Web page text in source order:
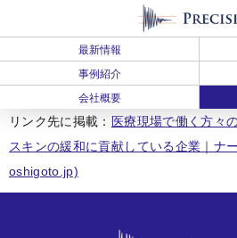
最新情報
事例紹介
会社概要
リンク先に掲載： 医療現場で働く方々
スキンの緩和に貢献している企業｜ナ
oshigoto.jp)